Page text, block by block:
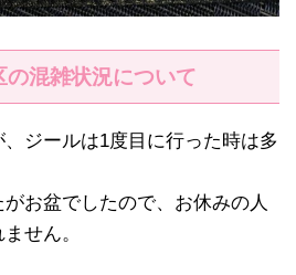
の混雑状況について
ジールは1度目に行った時は多
お盆でしたので、お休みの人
せん。